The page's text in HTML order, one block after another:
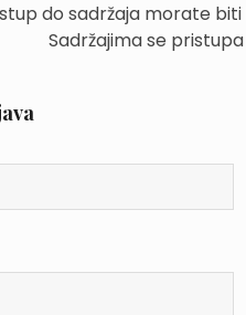
do sadržaja morate
Sadržajima se